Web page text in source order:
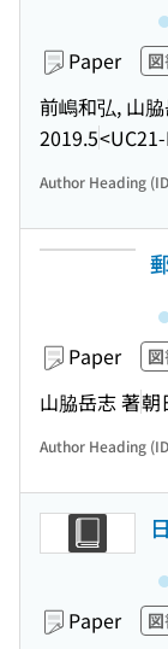
Paper
前嶋和弘, 山
2019.5
Author Heading
Paper
山脇岳志 著朝
Author Heading
Paper